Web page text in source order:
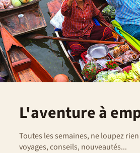
en chemin, adoptez la Nomade
souplesse et le goût de l’aventure.
L'aventure à
Toutes les semaines, ne loupez
voyages, conseils, nouveautés...